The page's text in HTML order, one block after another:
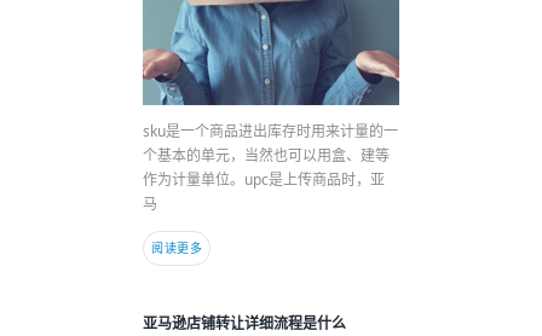
sku是一个商品进出库存时用来计量的一
个基本的单元，当然也可以用盒、建等
作为计量单位。upc是上传商品时，亚
马
阅读更多
亚马逊店铺转让详细流程是什么